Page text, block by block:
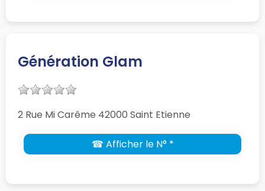
Génération Glam
2 Rue Mi Carême 42000 Saint Etienne
☎ Afficher le N° *